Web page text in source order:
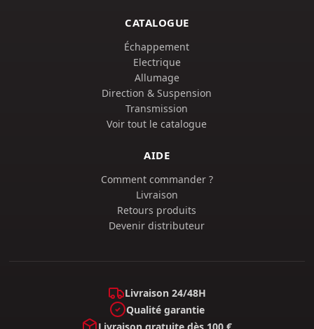
CATALOGUE
Échappement
Electrique
Allumage
Direction & Suspension
Transmission
Voir tout le catalogue
AIDE
Comment commander ?
Livraison
Retours produits
Devenir distributeur
Livraison 24/48H
Qualité garantie